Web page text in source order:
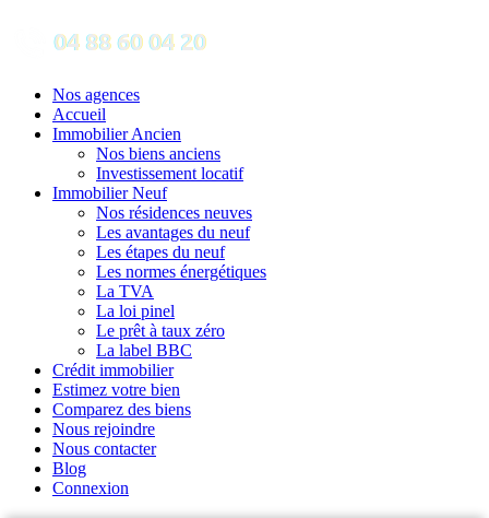
Nos agences
Accueil
Immobilier Ancien
Nos biens anciens
Investissement locatif
Immobilier Neuf
Nos résidences neuves
Les avantages du neuf
Les étapes du neuf
Les normes énergétiques
La TVA
La loi pinel
Le prêt à taux zéro
La label BBC
Crédit immobilier
Estimez votre bien
Comparez des biens
Nous rejoindre
Nous contacter
Blog
Connexion